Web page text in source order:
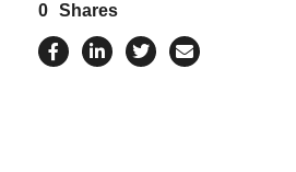
0 Shares